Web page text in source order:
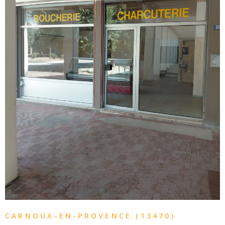
CARNOUX-EN-PROVENCE (13470)
VOIR LE BIEN